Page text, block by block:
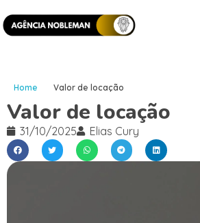
Home Valor de locação
Valor de locação
31/10/2025 Elias Cury